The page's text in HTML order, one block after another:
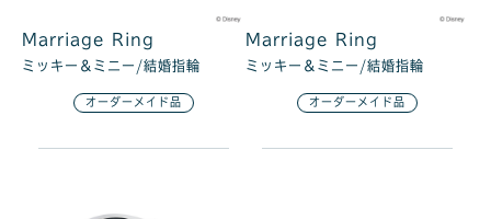
Marriage Ring
ミッキー＆ミニー/結婚指輪
オーダーメイド品
Marriage Ring
ミッキー＆ミニー/結婚指輪
オーダーメイド品